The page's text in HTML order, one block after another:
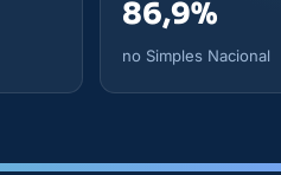
86,9%
no Simples Nacional